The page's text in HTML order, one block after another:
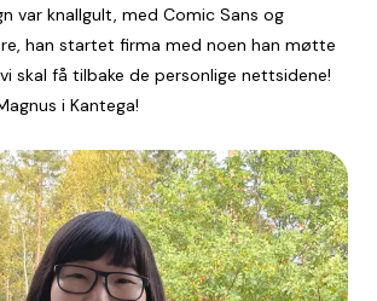
var knallgult, med Comic Sans og
han startet firma med noen han møtte
skal få tilbake de personlige nettsidene!
i Kantega!